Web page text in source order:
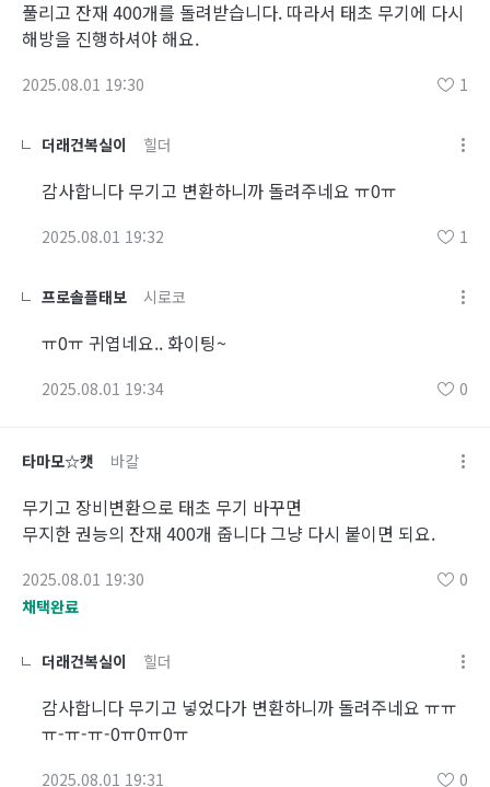
풀리고 잔재 400개를 돌려받습니다. 따라서 태초 무기에 다시
해방을 진행하셔야 해요.
2025.08.01 19:30 1
더래건복실이 힐더
감사합니다 무기고 변환하니까 돌려주네요 ㅠ0ㅠ
2025.08.01 19:32 1
프로솔플태보 시로코
ㅠ0ㅠ 귀엽네요.. 화이팅~
2025.08.01 19:34 0
타마모☆캣 바칼
무기고 장비변환으로 태초 무기 바꾸면
무지한 권능의 잔재 400개 줍니다 그냥 다시 붙이면 되요.
2025.08.01 19:30
0
채택완료
더래건복실이 힐더
감사합니다 무기고 넣었다가 변환하니까 돌려주네요 ㅠㅠ
ㅠ-ㅠ-ㅠ-0ㅠ0ㅠ0ㅠ
2025.08.01 19:31 0